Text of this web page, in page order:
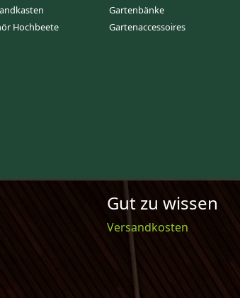
Hochbeete
Gartenbänke
Gartenaccessoires
Gut zu wissen
Versandkosten